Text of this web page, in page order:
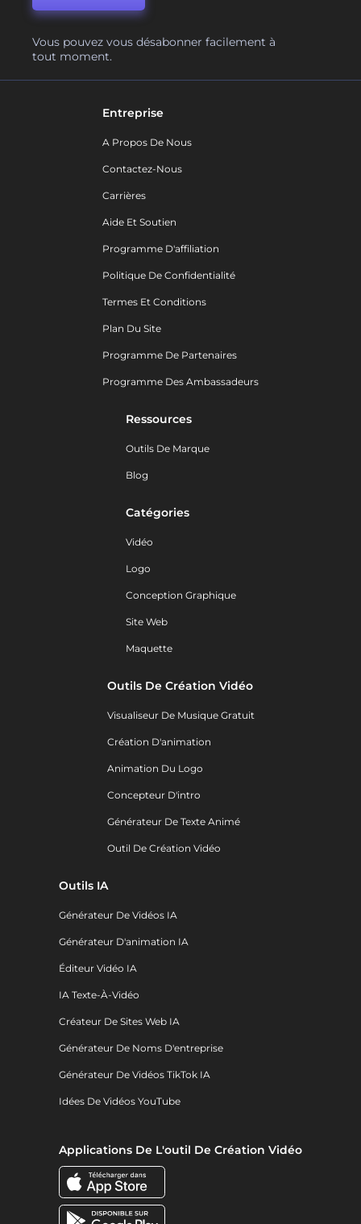
Vous pouvez vous désabonner facilement à
tout moment.
Entreprise
A Propos De Nous
Contactez-Nous
Carrières
Aide Et Soutien
Programme D'affiliation
Politique De Confidentialité
Termes Et Conditions
Plan Du Site
Programme De Partenaires
Programme Des Ambassadeurs
Ressources
Outils De Marque
Blog
Catégories
Vidéo
Logo
Conception Graphique
Site Web
Maquette
Outils De Création Vidéo
Visualiseur De Musique Gratuit
Création D'animation
Animation Du Logo
Concepteur D'intro
Générateur De Texte Animé
Outil De Création Vidéo
Outils IA
Générateur De Vidéos IA
Générateur D'animation IA
Éditeur Vidéo IA
IA Texte-À-Vidéo
Créateur De Sites Web IA
Générateur De Noms D'entreprise
Générateur De Vidéos TikTok IA
Idées De Vidéos YouTube
Applications De L'outil De Création Vidéo